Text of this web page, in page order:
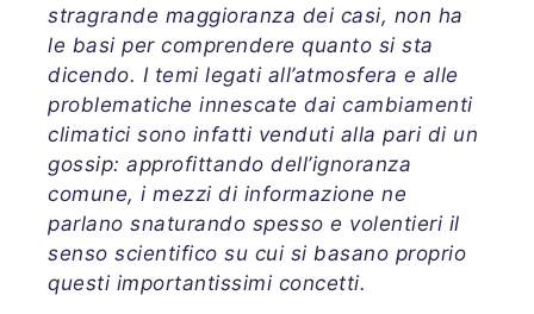
stragrande maggioranza dei casi, non ha
le basi per comprendere quanto si sta
dicendo. I temi legati all’atmosfera e alle
problematiche innescate dai cambiamenti
climatici sono infatti venduti alla pari di un
gossip: approfittando dell’ignoranza
comune, i mezzi di informazione ne
parlano snaturando spesso e volentieri il
senso scientifico su cui si basano proprio
questi importantissimi concetti.